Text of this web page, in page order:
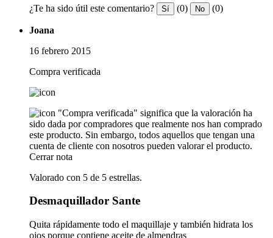
¿Te ha sido útil este comentario? Sí (0) No (0)
Joana
16 febrero 2015
Compra verificada
"Compra verificada" significa que la valoración ha
sido dada por compradores que realmente nos han comprado
este producto. Sin embargo, todos aquellos que tengan una
cuenta de cliente con nosotros pueden valorar el producto.
Cerrar nota
Valorado con 5 de 5 estrellas.
Desmaquillador Sante
Quita rápidamente todo el maquillaje y también hidrata los
ojos porque contiene aceite de almendras